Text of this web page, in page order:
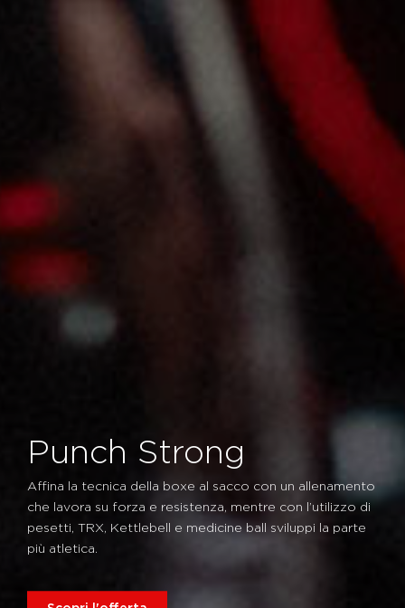
Punch Strong
Affina la tecnica della boxe al sacco con un allenamento
che lavora su forza e resistenza, mentre con l’utilizzo di
pesetti, TRX, Kettlebell e medicine ball sviluppi la parte
più atletica.